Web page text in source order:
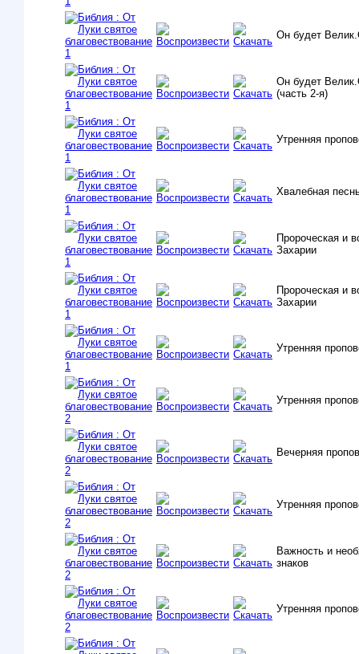
Он будет
Он будет
(часть 2-я)
Утренняя
Хвалебная
Пророческая и
Захарии
Пророческая и
Захарии
Утренняя
Утренняя
Вечерняя
Утренняя
Важность и
знаков
Утренняя